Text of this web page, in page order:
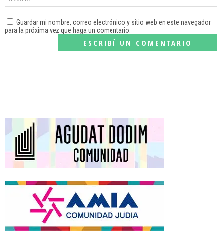
Guardar mi nombre, correo electrónico y sitio web en este navegador
para la próxima vez que haga un comentario.